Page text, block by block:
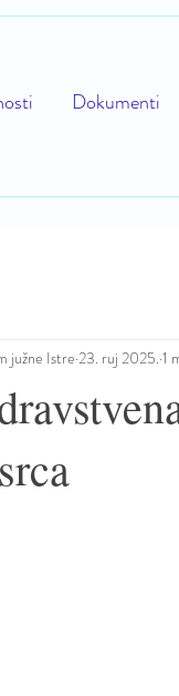
Dokumenti
južne Istre 23. ruj 2025. 1